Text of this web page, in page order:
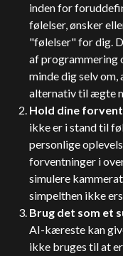
inden for
følelser, ønsker
"følelser" for dig.
af programmering
minde dig selv
alternativ til ægte
Hold dine
ikke er i stand til
personlige
forventninger i
simulere
simpelthen ikke
Brug det som et
AI-kæreste kan
ikke bruges til at